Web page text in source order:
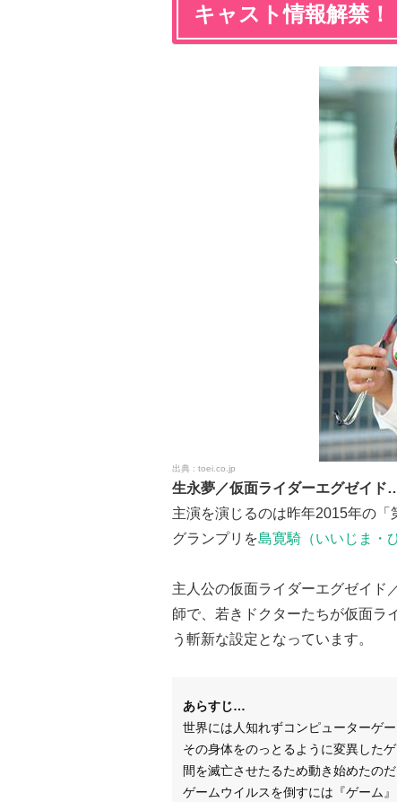
キャスト情報解禁！
toei.co.jp
生永夢／仮面ライダーエグゼイ
主演を演じるのは昨年2015年の
グランプリを島寛騎（いいじま・
主人公の仮面ライダーエグゼイド
師で、若きドクターたちが仮面ラ
う斬新な設定となっています。
あらすじ…
世界には人知れずコンピューターゲ
その身体をのっとるように変異した
間を滅亡させたるため動き始めたのだ
ゲームウイルスを倒すには『ゲーム